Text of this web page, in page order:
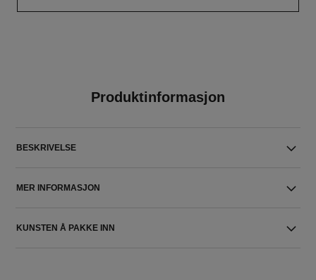
Produktinformasjon
BESKRIVELSE
MER INFORMASJON
KUNSTEN Å PAKKE INN